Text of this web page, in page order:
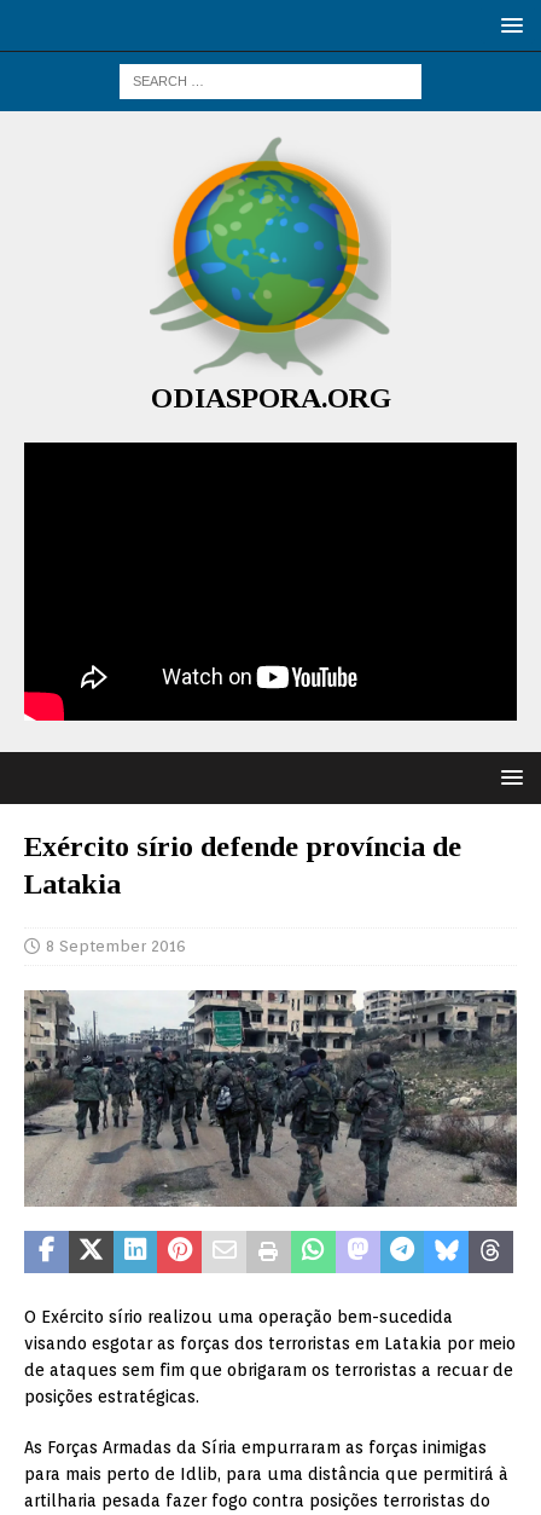
ODIASPORA.ORG
Exército sírio defende província de
Latakia
8 September 2016
O Exército sírio realizou uma operação bem-sucedida
visando esgotar as forças dos terroristas em Latakia por meio
de ataques sem fim que obrigaram os terroristas a recuar de
posições estratégicas.
As Forças Armadas da Síria empurraram as forças inimigas
para mais perto de Idlib, para uma distância que permitirá à
artilharia pesada fazer fogo contra posições terroristas do